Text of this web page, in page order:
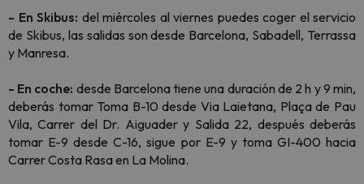
- En Skibus: del miércoles al viernes puedes coger el servicio
de Skibus, las salidas son desde Barcelona, Sabadell, Terrassa
y Manresa.
- En coche: desde Barcelona tiene una duración de 2 h y 9 min,
deberás tomar Toma B-10 desde Via Laietana, Plaça de Pau
Vila, Carrer del Dr. Aiguader y Salida 22, después deberás
tomar E-9 desde C-16, sigue por E-9 y toma GI-400 hacia
Carrer Costa Rasa en La Molina.